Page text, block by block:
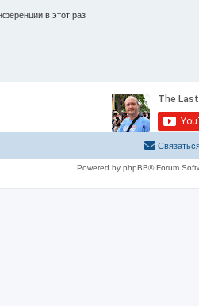
в этот раз
Powered by phpBB® Forum